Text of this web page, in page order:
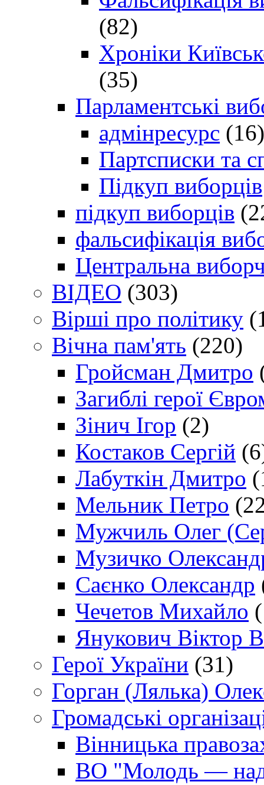
(82)
Хроніки
(35)
Парламентські
адмінресурс (16)
Партсписки та
Підкуп виборців
підкуп виборців
фальсифікація
Центральна
ВІДЕО (303)
Вірші про політику
Вічна пам'ять (220)
Гройсман Дмитро
Загиблі герої
Зінич Ігор (2)
Костаков Сергій
Лабуткін Дмитро
Мельник Петро
Мужчиль Олег
Музичко
Саєнко Олександр
Чечетов Михайло
Янукович Віктор
Герої України (31)
Горган (Лялька)
Громадські
Вінницька
ВО "Молодь —